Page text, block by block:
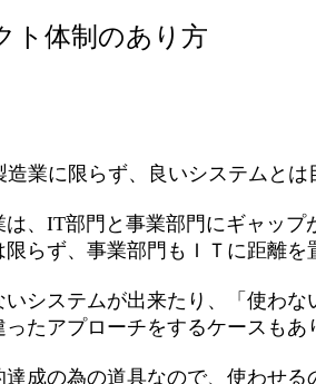
ト体制のあり方
業に限らず、良いシステムと
、IT部門と事業部門にギャッ
らず、事業部門もＩＴに距離を
システムが出来たり、「使わ
たアプローチをするケースもあ
達成の為の道具なので、使わせ